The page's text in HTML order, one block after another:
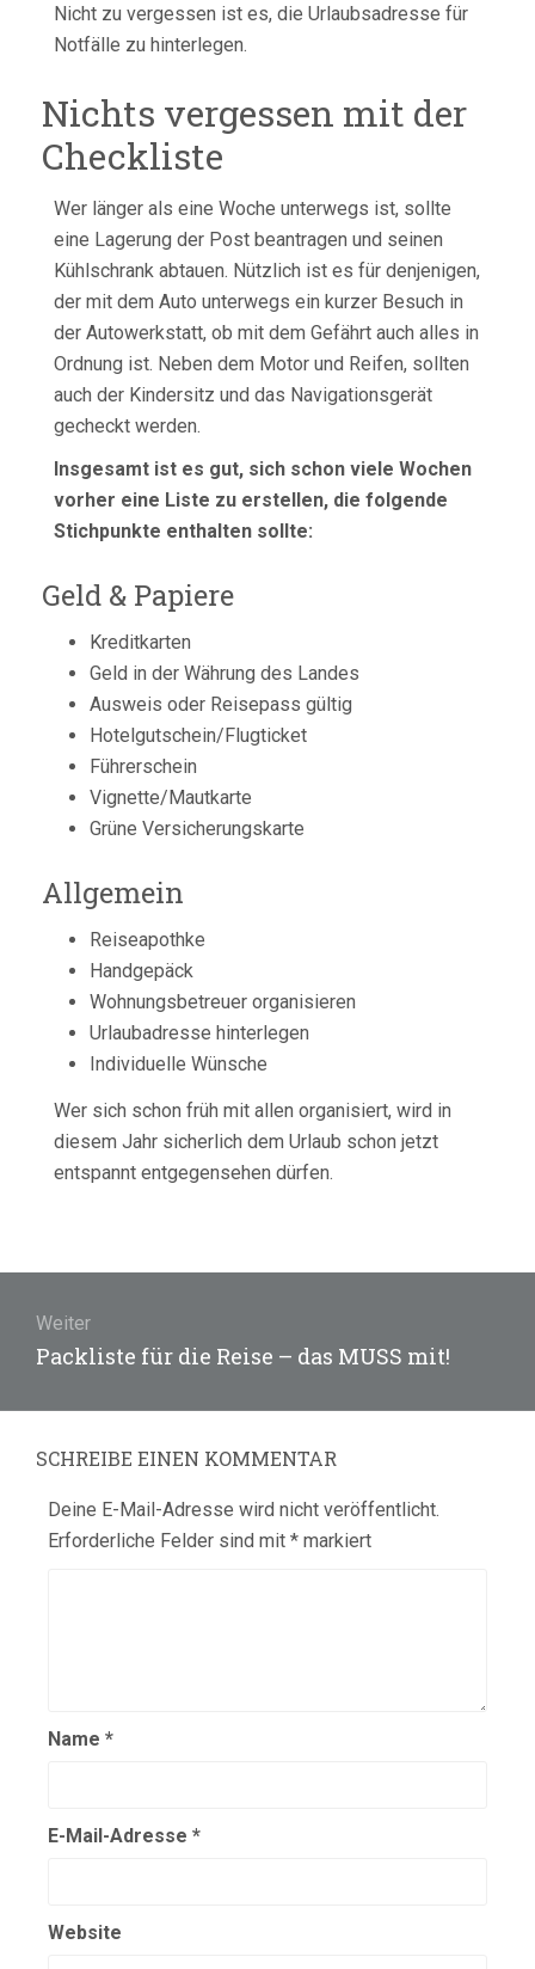
Nicht zu vergessen ist es, die Urlaubsadresse für
Notfälle zu hinterlegen.
Nichts vergessen mit der
Checkliste
Wer länger als eine Woche unterwegs ist, sollte
eine Lagerung der Post beantragen und seinen
Kühlschrank abtauen. Nützlich ist es für denjenigen,
der mit dem Auto unterwegs ein kurzer Besuch in
der Autowerkstatt, ob mit dem Gefährt auch alles in
Ordnung ist. Neben dem Motor und Reifen, sollten
auch der Kindersitz und das Navigationsgerät
gecheckt werden.
Insgesamt ist es gut, sich schon viele Wochen
vorher eine Liste zu erstellen, die folgende
Stichpunkte enthalten sollte:
Geld & Papiere
Kreditkarten
Geld in der Währung des Landes
Ausweis oder Reisepass gültig
Hotelgutschein/Flugticket
Führerschein
Vignette/Mautkarte
Grüne Versicherungskarte
Allgemein
Reiseapothke
Handgepäck
Wohnungsbetreuer organisieren
Urlaubadresse hinterlegen
Individuelle Wünsche
Wer sich schon früh mit allen organisiert, wird in
diesem Jahr sicherlich dem Urlaub schon jetzt
entspannt entgegensehen dürfen.
Weiter
Nächster
Packliste für die Reise – das MUSS mit!
SCHREIBE EINEN KOMMENTAR
Deine E-Mail-Adresse wird nicht veröffentlicht.
Erforderliche Felder sind mit * markiert
Name *
E-Mail-Adresse *
Website